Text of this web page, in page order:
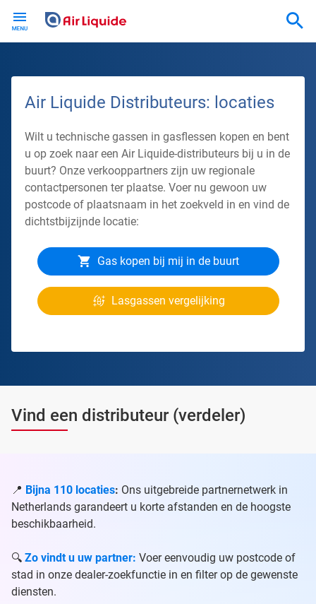
main
Air Liquide Distributeurs: locaties
Wilt u technische gassen in gasflessen kopen en bent
u op zoek naar een Air Liquide-distributeurs bij u in de
buurt? Onze verkooppartners zijn uw regionale
contactpersonen ter plaatse. Voer nu gewoon uw
postcode of plaatsnaam in het zoekveld in en vind de
dichtstbijzijnde locatie:
Gas kopen bij mij in de buurt
Lasgassen vergelijking
Vind een distributeur (verdeler)
📍 Bijna 110 locaties: Ons uitgebreide partnernetwerk in
Netherlands garandeert u korte afstanden en de hoogste
beschikbaarheid.
🔍 Zo vindt u uw partner: Voer eenvoudig uw postcode of
stad in onze dealer-zoekfunctie in en filter op de gewenste
diensten.